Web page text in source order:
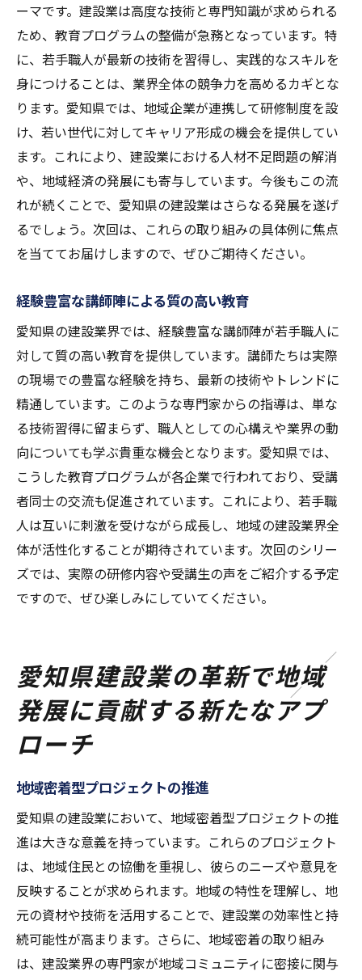
ーマです。建設業は高度な技術と専門知識が求められる
ため、教育プログラムの整備が急務となっています。特
に、若手職人が最新の技術を習得し、実践的なスキルを
身につけることは、業界全体の競争力を高めるカギとな
ります。愛知県では、地域企業が連携して研修制度を設
け、若い世代に対してキャリア形成の機会を提供してい
ます。これにより、建設業における人材不足問題の解消
や、地域経済の発展にも寄与しています。今後もこの流
れが続くことで、愛知県の建設業はさらなる発展を遂げ
るでしょう。次回は、これらの取り組みの具体例に焦点
を当ててお届けしますので、ぜひご期待ください。
経験豊富な講師陣による質の高い教育
愛知県の建設業界では、経験豊富な講師陣が若手職人に
対して質の高い教育を提供しています。講師たちは実際
の現場での豊富な経験を持ち、最新の技術やトレンドに
精通しています。このような専門家からの指導は、単な
る技術習得に留まらず、職人としての心構えや業界の動
向についても学ぶ貴重な機会となります。愛知県では、
こうした教育プログラムが各企業で行われており、受講
者同士の交流も促進されています。これにより、若手職
人は互いに刺激を受けながら成長し、地域の建設業界全
体が活性化することが期待されています。次回のシリー
ズでは、実際の研修内容や受講生の声をご紹介する予定
ですので、ぜひ楽しみにしていてください。
愛知県建設業の革新で地域
発展に貢献する新たなアプ
ローチ
地域密着型プロジェクトの推進
愛知県の建設業において、地域密着型プロジェクトの推
進は大きな意義を持っています。これらのプロジェクト
は、地域住民との協働を重視し、彼らのニーズや意見を
反映することが求められます。地域の特性を理解し、地
元の資材や技術を活用することで、建設業の効率性と持
続可能性が高まります。さらに、地域密着の取り組み
は、建設業界の専門家が地域コミュニティに密接に関与